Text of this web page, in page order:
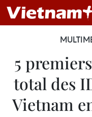
5
total des
Vietnam